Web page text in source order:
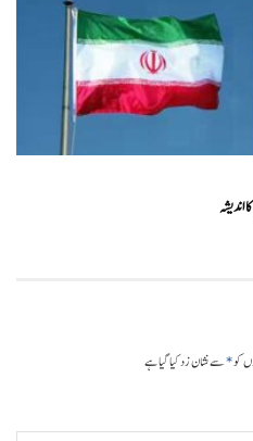
اندیشہ
کو*سے نشان زد کیا گیا ہے